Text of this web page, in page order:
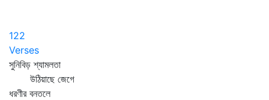
122
Verses
সুনিবিড় শ্যামলতা
উঠিয়াছে জেগে
ধরণীর বনতলে